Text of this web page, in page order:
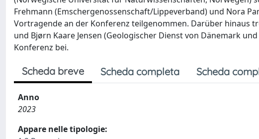
Frehmann (Emschergenossenschaft/Lippeverband) und Nora
Vortragende an der Konferenz teilgenommen. Darüber hinaus
und Bjørn Kaare Jensen (Geologischer Dienst von Dänemark
Konferenz bei.
Scheda breve Scheda completa Scheda
Anno
2023
Appare nelle tipologie: